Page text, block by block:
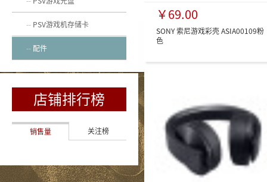
￥69.00
SONY 索尼游戏彩壳 ASIA00109粉
色
PSV游戏机存储卡
配件
店铺排行榜
销售量 关注榜